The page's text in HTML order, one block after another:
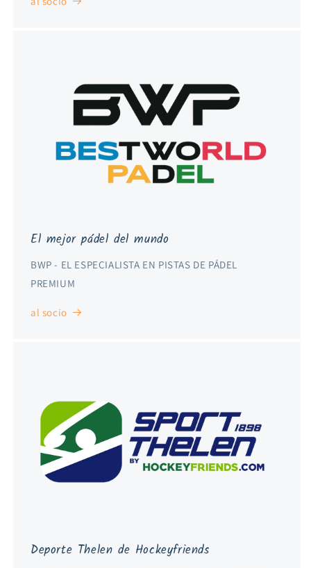
El mejor pádel del mundo
BWP - EL ESPECIALISTA EN PISTAS DE PÁDEL
PREMIUM
al socio
Deporte Thelen de Hockeyfriends